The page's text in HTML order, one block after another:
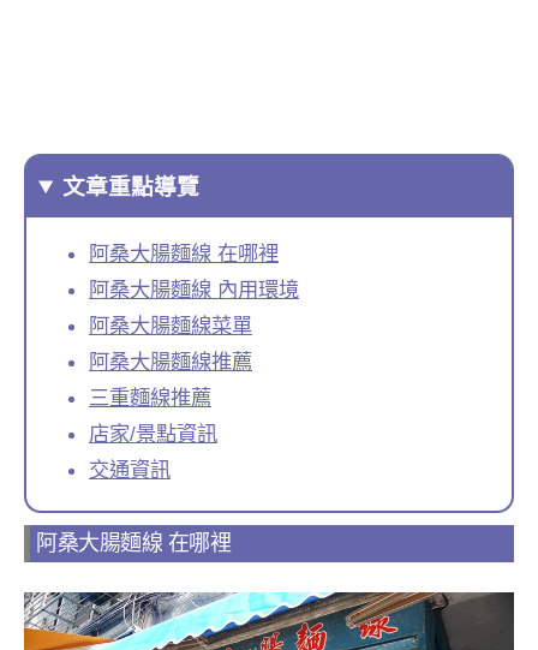
文章重點導覽
阿桑大腸麵線 在哪裡
阿桑大腸麵線 內用環境
阿桑大腸麵線菜單
阿桑大腸麵線推薦
三重麵線推薦
店家/景點資訊
交通資訊
阿桑大腸麵線 在哪裡